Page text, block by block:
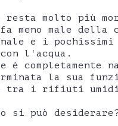
resta molto più
meno male della
e i
l'acqua.
è completamente
la sua
tra i rifiuti
si può